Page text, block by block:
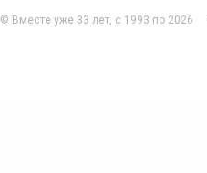
© Вместе уже 33 лет, с 1993 по 2026